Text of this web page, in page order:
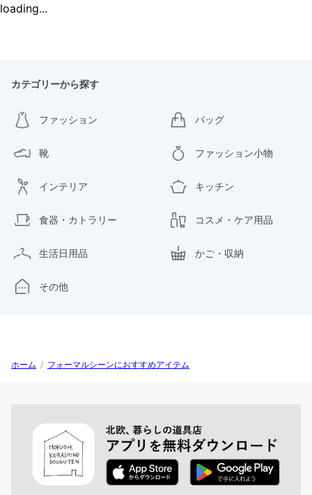
loading...
カテゴリーから探す
ファッション バッグ
靴 ファッション小物
インテリア キッチン
食器・カトラリー コスメ・ケア用品
生活日用品 かご・収納
その他
ホーム / フォーマルシーンにおすすめアイテム